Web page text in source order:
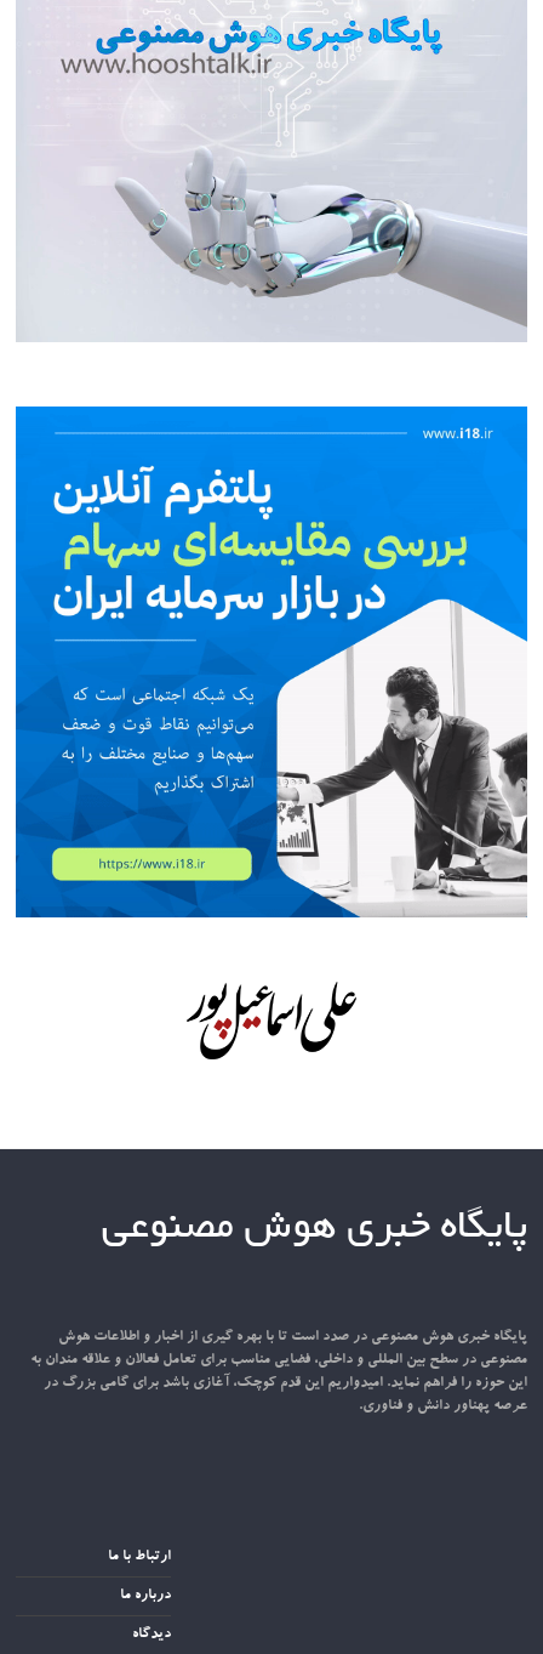
پایگاه خبری هوش مصنوعی
پایگاه خبری هوش مصنوعی در صدد است تا با بهره گیری از اخبار و اطلاعات هوش
مصنوعی در سطح بین المللی و داخلی، فضایی مناسب برای تعامل فعالان و علاقه مندان به
این حوزه را فراهم نماید. امیدواریم این قدم کوچک، آغازی باشد برای گامی بزرگ در
عرصه پهناور دانش و فناوری.
ارتباط با ما
درباره ما
دیدگاه